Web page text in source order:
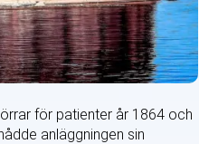
för patienter år 1864 och
anläggningen sin